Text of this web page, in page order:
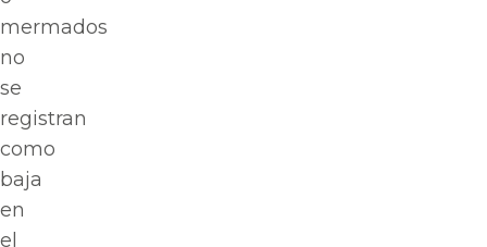
mermados
no
se
registran
como
baja
en
el